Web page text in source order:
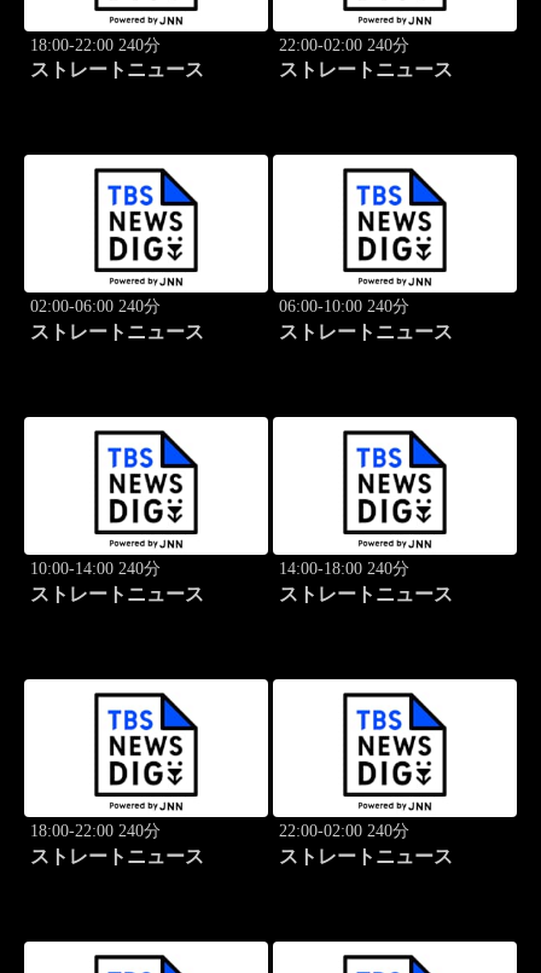
18:00-22:00 240分
ストレートニュース
22:00-02:00 240分
ストレートニュース
02:00-06:00 240分
ストレートニュース
06:00-10:00 240分
ストレートニュース
10:00-14:00 240分
ストレートニュース
14:00-18:00 240分
ストレートニュース
18:00-22:00 240分
ストレートニュース
22:00-02:00 240分
ストレートニュース